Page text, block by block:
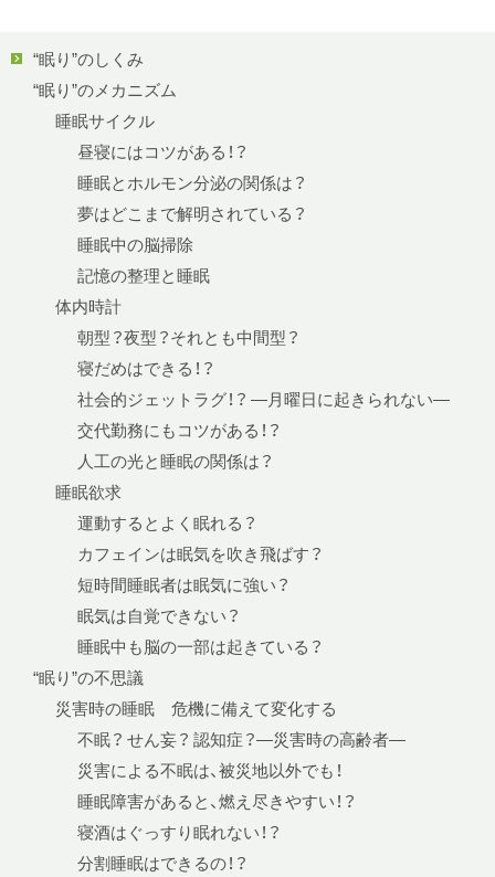
“眠り”のしくみ
“眠り”のメカニズム
睡眠サイクル
昼寝にはコツがある！？
睡眠とホルモン分泌の関係は？
夢はどこまで解明されている？
睡眠中の脳掃除
記憶の整理と睡眠
体内時計
朝型？夜型？それとも中間型？
寝だめはできる！？
社会的ジェットラグ！？ —月曜日に起きられない—
交代勤務にもコツがある！？
人工の光と睡眠の関係は？
睡眠欲求
運動するとよく眠れる？
カフェインは眠気を吹き飛ばす？
短時間睡眠者は眠気に強い？
眠気は自覚できない？
睡眠中も脳の一部は起きている？
“眠り”の不思議
災害時の睡眠 危機に備えて変化する
不眠？ せん妄？ 認知症？—災害時の高齢者—
災害による不眠は、被災地以外でも！
睡眠障害があると、燃え尽きやすい！？
寝酒はぐっすり眠れない！？
分割睡眠はできるの！？